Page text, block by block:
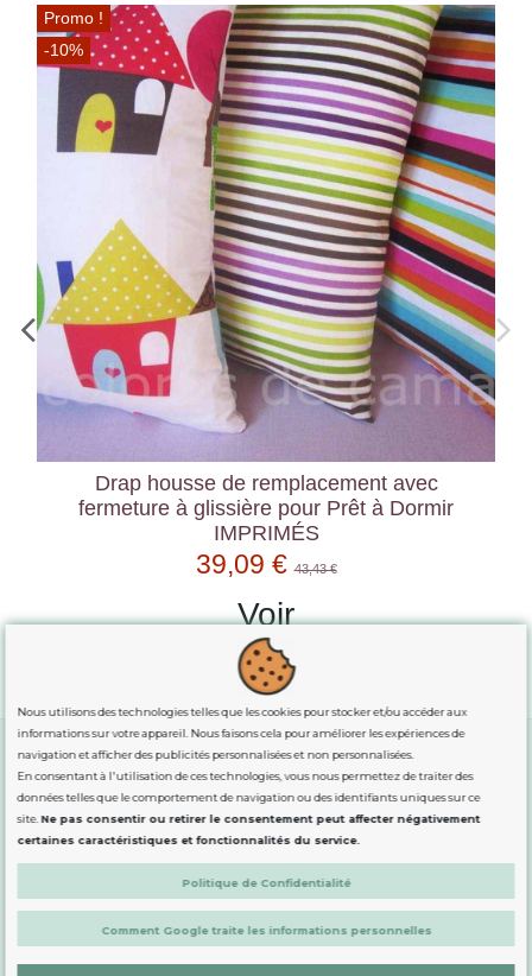
Promo !
-10%
Drap housse de remplacement avec
fermeture à glissière pour Prêt à Dormir
IMPRIMÉS
39,09 €43,43 €
Voir
GUIDE DES TAILLES
INFORMATION
DÉMARQUÉS
Nous utilisons des technologies telles que les cookies pour stocker et/ou accéder aux
informations sur votre appareil. Nous faisons cela pour améliorer les expériences de
navigation et afficher des publicités personnalisées et non personnalisées.
En consentant à l'utilisation de ces technologies, vous nous permettez de traiter des
données telles que le comportement de navigation ou des identifiants uniques sur ce
site.Ne pas consentir ou retirer le consentement peut affecter négativement
certaines caractéristiques et fonctionnalités du service.
Politique de Confidentialité
Comment Google traite les informations personnelles